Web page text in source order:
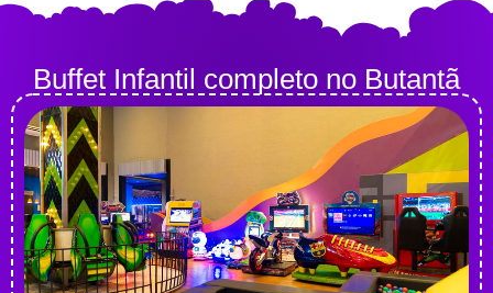
Buffet Infantil completo no Butantã